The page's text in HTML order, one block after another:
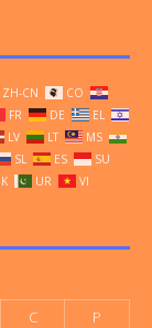
ZH-CN
CO
FR DE
EL
LV LT
MS
SL ES
SU
UR VI
C
P